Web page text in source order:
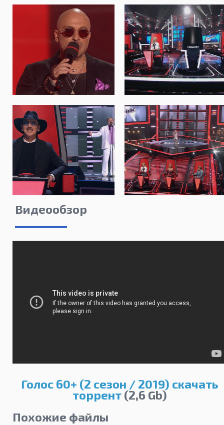
Видеообзор
Голос 60+ (2 сезон / 2019) скачать
торрент(2,6 Gb)
Похожие файлы